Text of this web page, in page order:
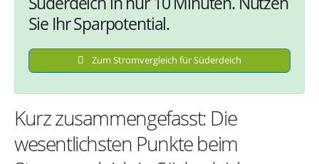
Sie Ihr Sparpotential.
Zum Stromvergleich für Süderdeich
Kurz zusammengefasst: Die
wesentlichsten Punkte beim